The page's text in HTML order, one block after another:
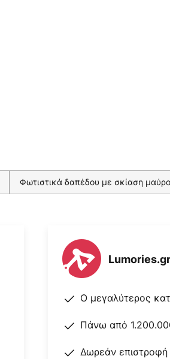
Φωτιστικά δαπέδου με σκίαση μαύρο
Lumories.gr
Ο μεγαλύτερος
Πάνω από
Δωρεάν